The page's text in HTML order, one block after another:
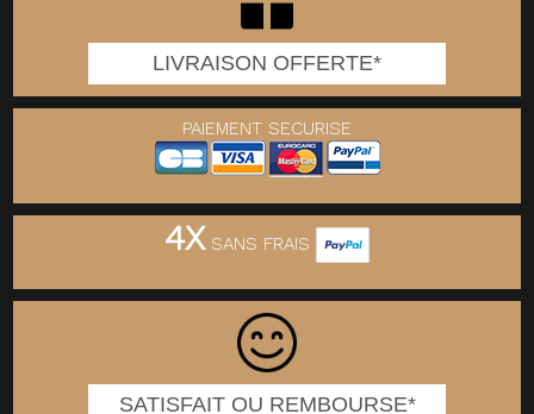
LIVRAISON OFFERTE*
PAIEMENT SECURISE
4XSANS FRAIS
SATISFAIT OU REMBOURSE*